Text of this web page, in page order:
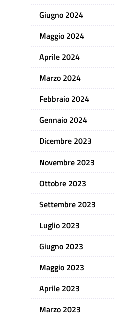
Giugno 2024
Maggio 2024
Aprile 2024
Marzo 2024
Febbraio 2024
Gennaio 2024
Dicembre 2023
Novembre 2023
Ottobre 2023
Settembre 2023
Luglio 2023
Giugno 2023
Maggio 2023
Aprile 2023
Marzo 2023